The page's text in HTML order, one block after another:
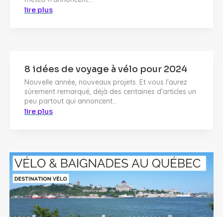
lire plus
8 idées de voyage à vélo pour 2024
Nouvelle année, nouveaux projets. Et vous l'aurez
sûrement remarqué, déjà des centaines d'articles un
peu partout qui annoncent...
lire plus